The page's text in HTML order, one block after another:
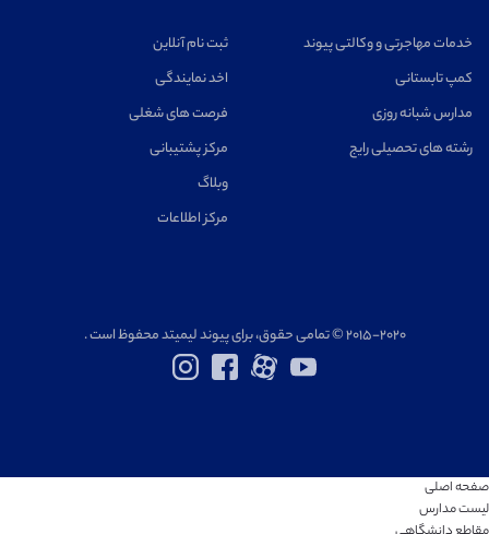
خدمات مهاجرتی و وکالتی پیوند
کمپ تابستانی
مدارس شبانه روزی
رشته های تحصیلی رایج
ثبت نام آنلاین
اخد نمایندگی
فرصت های شغلی
مرکز پشتیبانی
وبلاگ
مرکز اطلاعات
۲۰۱۵-۲۰۲۰ © تمامی حقوق، برای پیوند لیمیتد محفوظ است .
صفحه اصلی
لیست مدارس